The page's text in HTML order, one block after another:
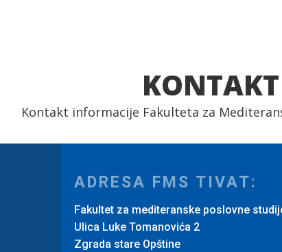
KONTAKT
Kontakt informacije Fakulteta za
ADRESA FMS TIVAT:
Fakultet za mediteranske poslovne
Ulica Luke Tomanovića 2
Zgrada stare Opštine